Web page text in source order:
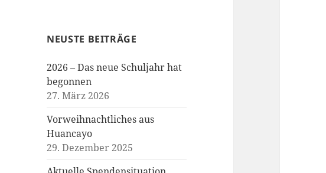
NEUSTE BEITRÄGE
2026 – Das neue Schuljahr hat
begonnen
27. März 2026
Vorweihnachtliches aus
Huancayo
29. Dezember 2025